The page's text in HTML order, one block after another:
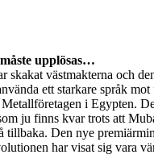
upplösas…
skakat västmakterna och
ett starkare språk
i Egypten.
ju finns kvar trots att
tillbaka. Den nye
har visat sig vara